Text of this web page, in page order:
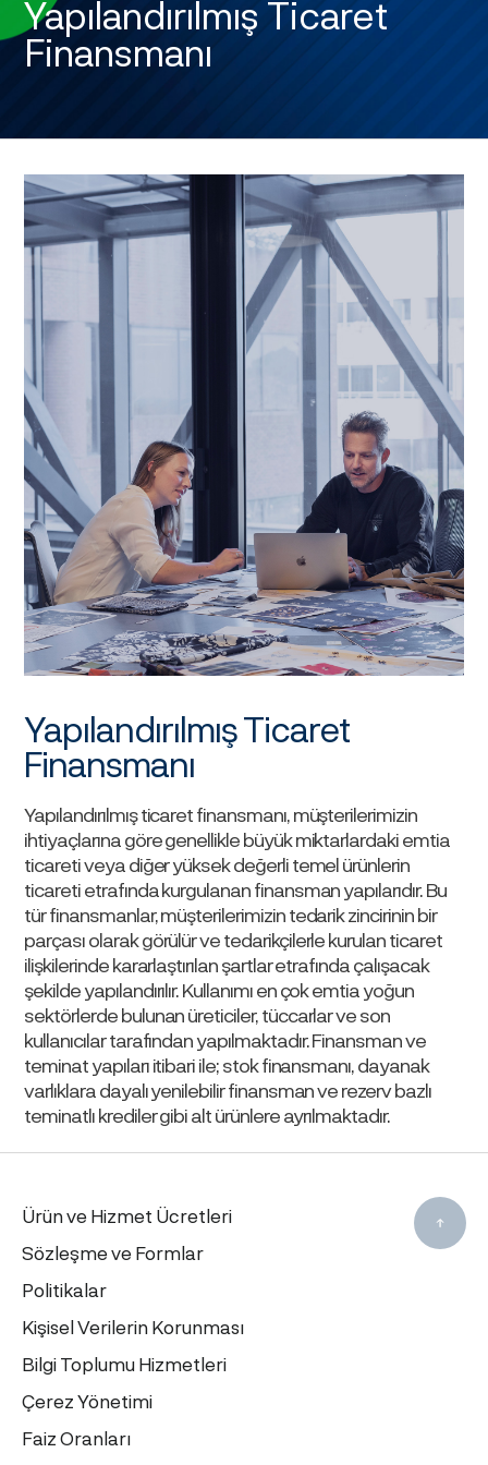
Yapılandırılmış Ticaret
Finansmanı
Yapılandırılmış Ticaret
Finansmanı
Yapılandırılmış ticaret finansmanı, müşterilerimizin
ihtiyaçlarına göre genellikle büyük miktarlardaki emtia
ticareti veya diğer yüksek değerli temel ürünlerin
ticareti etrafında kurgulanan finansman yapılarıdır. Bu
tür finansmanlar, müşterilerimizin tedarik zincirinin bir
parçası olarak görülür ve tedarikçilerle kurulan ticaret
ilişkilerinde kararlaştırılan şartlar etrafında çalışacak
şekilde yapılandırılır. Kullanımı en çok emtia yoğun
sektörlerde bulunan üreticiler, tüccarlar ve son
kullanıcılar tarafından yapılmaktadır. Finansman ve
teminat yapıları itibari ile; stok finansmanı, dayanak
varlıklara dayalı yenilebilir finansman ve rezerv bazlı
teminatlı krediler gibi alt ürünlere ayrılmaktadır.
Ürün ve Hizmet Ücretleri
Sözleşme ve Formlar
Politikalar
Kişisel Verilerin Korunması
Bilgi Toplumu Hizmetleri
Çerez Yönetimi
Faiz Oranları